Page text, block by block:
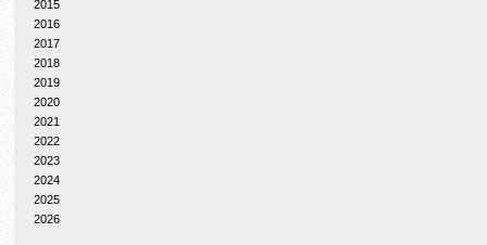
2015
2016
2017
2018
2019
2020
2021
2022
2023
2024
2025
2026